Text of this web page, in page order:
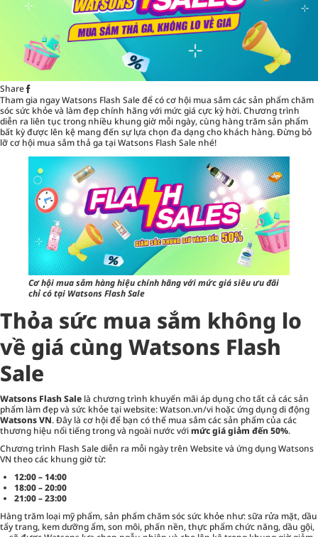
Share
Tham gia ngayWatsons Flash Saleđể có cơ hội mua sắm các sản phẩm chăm
sóc sức khỏe và làm đẹp chính hãng với mức giá cực kỳ hời. Chương trình
diễn ra liên tục trong nhiều khung giờ mỗi ngày, cùng hàng trăm sản phẩm
bất kỳ được lên kệ mang đến sự lựa chọn đa dạng cho khách hàng. Đừng bỏ
lỡ cơ hội mua sắm thả ga tại Watsons Flash Sale nhé!
Cơ hội mua sắm hàng hiệu chính hãng với mức giá siêu ưu đãi
chỉ có tại Watsons Flash Sale
Thỏa sức mua sắm không lo
về giá cùng Watsons Flash
Sale
Watsons Flash Sale là chương trình khuyến mãi áp dụng cho tất cả các sản
phẩm làm đẹp và sức khỏe tại website:Watson.vn/vi hoặc ứng dụng di động
Watsons VN. Đây là cơ hội để bạn có thể mua sắm các sản phẩm của các
thương hiệu nổi tiếng trong và ngoài nước vớimức giá giảm đến 50%.
Chương trình Flash Sale diễn ra mỗi ngày trên Website và ứng dụng Watsons
VN theo các khung giờ từ:
12:00 – 14:00
18:00 – 20:00
21:00 – 23:00
Hàng trăm loại mỹ phẩm, sản phẩm chăm sóc sức khỏe như: sữa rửa mặt, dầu
tẩy trang, kem dưỡng ẩm, son môi, phấn nền, thực phẩm chức năng, dầu gội,